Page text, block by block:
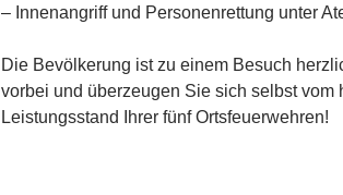
– Innenangriff und Personenrettung unter
Die Bevölkerung ist zu einem Besuch
vorbei und überzeugen Sie sich selbst vom
Leistungsstand Ihrer fünf Ortsfeuerwehren!